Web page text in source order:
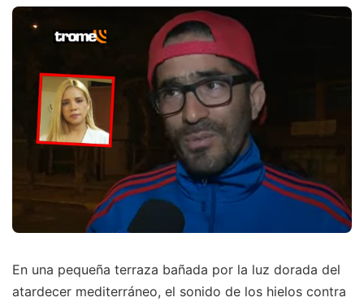
En una pequeña terraza bañada por la luz dorada del
atardecer mediterráneo, el sonido de los hielos contra